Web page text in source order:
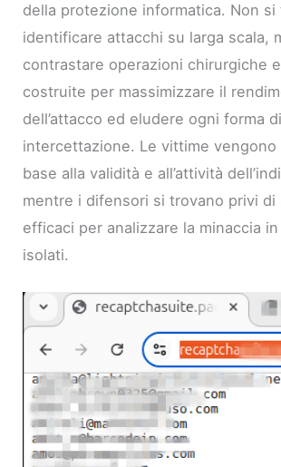
della protezione informatica. Non
identificare attacchi su larga scala,
contrastare operazioni chirurgiche
costruite per massimizzare il
dell’attacco ed eludere ogni forma di
intercettazione. Le vittime vengono
base alla validità e all’attività
mentre i difensori si trovano privi di
efficaci per analizzare la minaccia
isolati.